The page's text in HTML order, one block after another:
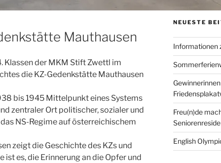
Mauthausen
Klassen der MKM Stift Zwettl im
die KZ-Gedenkstätte Mauthausen
bis 1945 Mittelpunkt eines Systems
zentraler Ort politischer, sozialer und
NS-Regime auf österreichischem
zeigt die Geschichte des KZs und
ist es, die Erinnerung an die Opfer und
NEUESTE
Informationen
Freu(n)de
English